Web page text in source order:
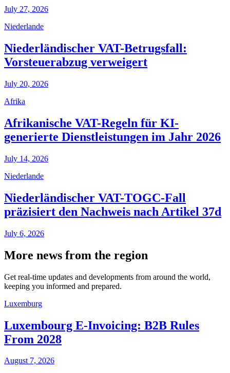
July 27, 2026
Niederlande
Niederländischer VAT-Betrugsfall:
Vorsteuerabzug verweigert
July 20, 2026
Afrika
Afrikanische VAT-Regeln für KI-
generierte Dienstleistungen im Jahr 2026
July 14, 2026
Niederlande
Niederländischer VAT-TOGC-Fall
präzisiert den Nachweis nach Artikel 37d
July 6, 2026
More news from the region
Get real-time updates and developments from around the world,
keeping you informed and prepared.
Luxemburg
Luxembourg E-Invoicing: B2B Rules
From 2028
August 7, 2026